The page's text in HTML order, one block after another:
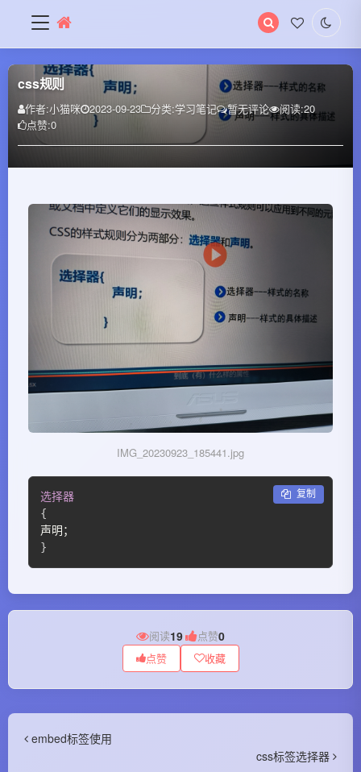
搜
索
关
键
字
css规则
作者:小猫咪 2023-09-23 分类:学习笔记 暂无评论 阅读:20
点赞:0
IMG_20230923_185441.jpg
选择器
{
}
复制
阅读19 点赞0
点赞 收藏
embed标签使用
css标签选择器